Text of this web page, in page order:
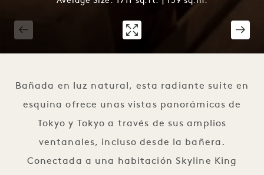
Bañada en luz natural, esta radiante suite en
esquina ofrece unas vistas panorámicas de
Tokyo y Tokyo a través de sus amplios
ventanales, incluso desde la bañera.
Conectada a una habitación Skyline King